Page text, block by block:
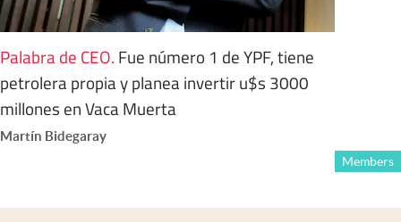
Palabra de CEO. Fue número 1 de YPF, tiene
petrolera propia y planea invertir u$s 3000
millones en Vaca Muerta
Martín Bidegaray
Members